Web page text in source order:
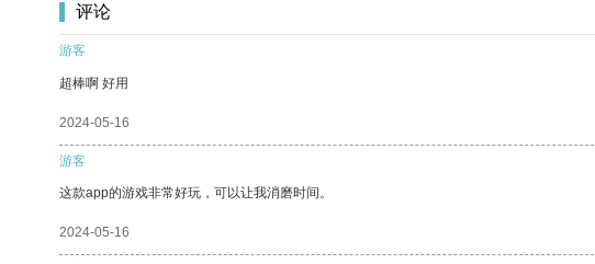
评论
游客
超棒啊 好用
2024-05-16
游客
这款app的游戏非常好玩，可以让我消磨时间。
2024-05-16